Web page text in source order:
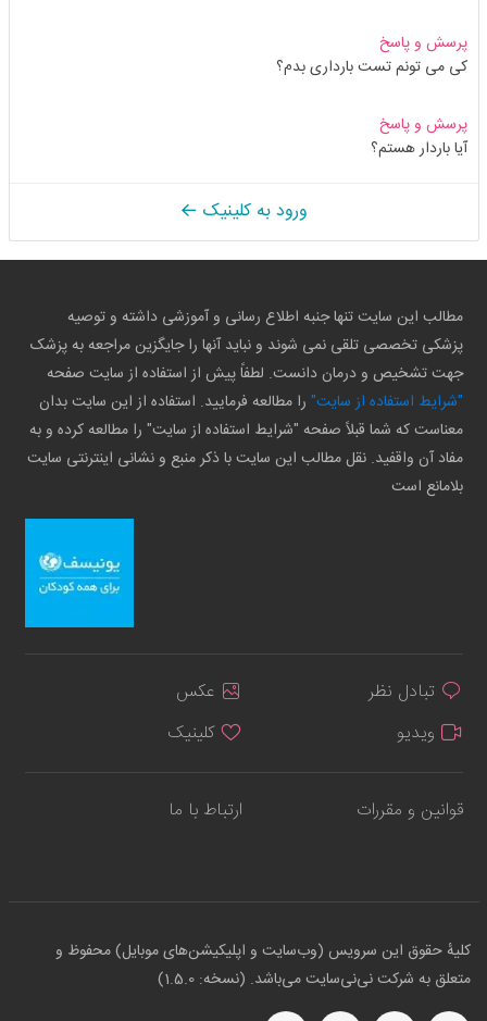
پرسش و پاسخ
کی می تونم تست بارداری بدم؟
پرسش و پاسخ
آیا باردار هستم؟
ورود به کلینیک
مطالب این سایت تنها جنبه اطلاع رسانی و آموزشی داشته و توصیه
پزشکی تخصصی تلقی نمی شوند و نباید آنها را جایگزین مراجعه به پزشک
جهت تشخیص و درمان دانست. لطفاً پیش از استفاده از سایت صفحه
"شرایط استفاده از سایت" را مطالعه فرمایید. استفاده از این سایت بدان
معناست که شما قبلاً صفحه "شرایط استفاده از سایت" را مطالعه کرده و به
مفاد آن واقفید. نقل مطالب این سایت با ذکر منبع و نشانی اینترنتی سایت
بلامانع است
تبادل نظر
عکس
ویدیو
کلینیک
قوانین و مقررات ارتباط با ما
کلیهٔ حقوق این سرویس (وب‌سایت و اپلیکیشن‌های موبایل) محفوظ و
متعلق به شرکت نی‌نی‌سایت می‌باشد. (نسخه: 1.5.0)